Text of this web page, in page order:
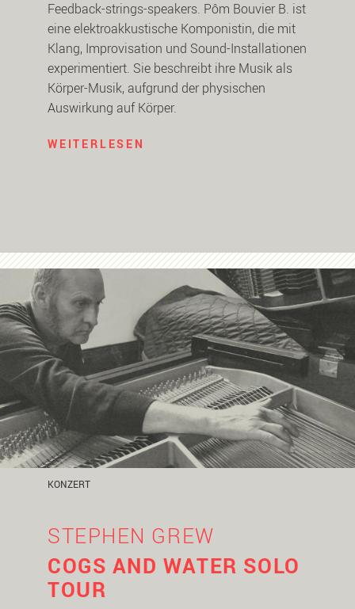
Feedback-strings-speakers. Pôm Bouvier B. ist
eine elektroakkustische Komponistin, die mit
Klang, Improvisation und Sound-Installationen
experimentiert. Sie beschreibt ihre Musik als
Körper-Musik, aufgrund der physischen
Auswirkung auf Körper.
WEITERLESEN
KONZERT
STEPHEN GREW
COGS AND WATER SOLO
TOUR